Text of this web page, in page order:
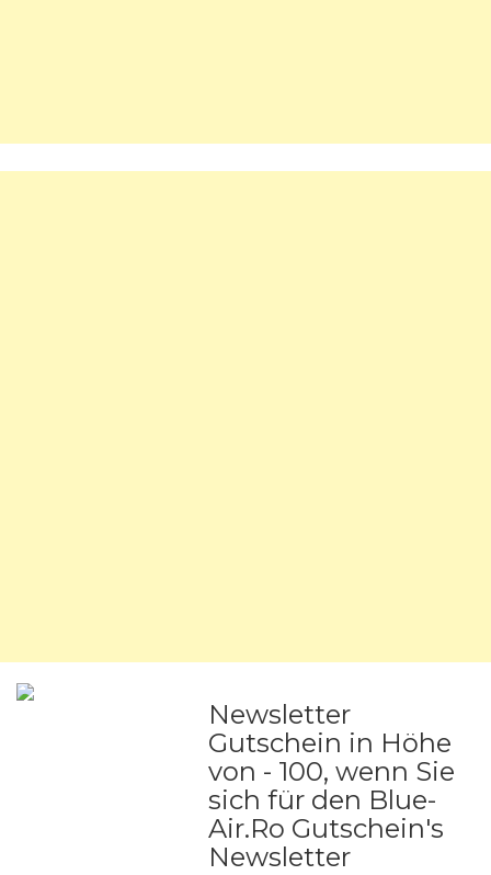
Newsletter
Gutschein in Höhe
von - 100, wenn Sie
sich für den Blue-
Air.Ro Gutschein's
Newsletter